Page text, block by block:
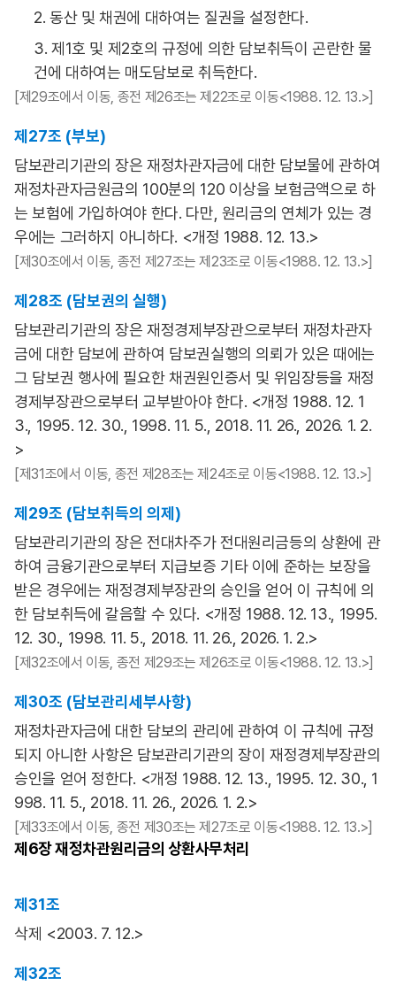
2. 동산 및 채권에 대하여는 질권을 설정한다.
3. 제1호 및 제2호의 규정에 의한 담보취득이 곤란한 물
건에 대하여는 매도담보로 취득한다.
[제29조에서 이동, 종전 제26조는 제22조로 이동<1988. 12. 13.>]
제27조 (부보)
담보관리기관의 장은 재정차관자금에 대한 담보물에 관하여
재정차관자금원금의 100분의 120 이상을 보험금액으로 하
는 보험에 가입하여야 한다. 다만, 원리금의 연체가 있는 경
우에는 그러하지 아니하다. <개정 1988. 12. 13.>
[제30조에서 이동, 종전 제27조는 제23조로 이동<1988. 12. 13.>]
제28조 (담보권의 실행)
담보관리기관의 장은 재정경제부장관으로부터 재정차관자
금에 대한 담보에 관하여 담보권실행의 의뢰가 있은 때에는
그 담보권 행사에 필요한 채권원인증서 및 위임장등을 재정
경제부장관으로부터 교부받아야 한다. <개정 1988. 12. 1
3., 1995. 12. 30., 1998. 11. 5., 2018. 11. 26., 2026. 1. 2.
>
[제31조에서 이동, 종전 제28조는 제24조로 이동<1988. 12. 13.>]
제29조 (담보취득의 의제)
담보관리기관의 장은 전대차주가 전대원리금등의 상환에 관
하여 금융기관으로부터 지급보증 기타 이에 준하는 보장을
받은 경우에는 재정경제부장관의 승인을 얻어 이 규칙에 의
한 담보취득에 갈음할 수 있다. <개정 1988. 12. 13., 1995.
12. 30., 1998. 11. 5., 2018. 11. 26., 2026. 1. 2.>
[제32조에서 이동, 종전 제29조는 제26조로 이동<1988. 12. 13.>]
제30조 (담보관리세부사항)
재정차관자금에 대한 담보의 관리에 관하여 이 규칙에 규정
되지 아니한 사항은 담보관리기관의 장이 재정경제부장관의
승인을 얻어 정한다. <개정 1988. 12. 13., 1995. 12. 30., 1
998. 11. 5., 2018. 11. 26., 2026. 1. 2.>
[제33조에서 이동, 종전 제30조는 제27조로 이동<1988. 12. 13.>]
제6장재정차관원리금의 상환사무처리
제31조
삭제 <2003. 7. 12.>
제32조